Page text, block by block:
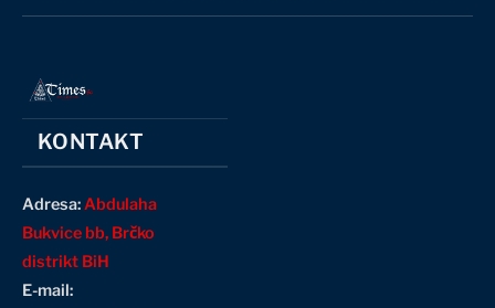
(Twitter)
KONTAKT
Adresa:Abdulaha
Bukvice bb, Brčko
distrikt BiH
E-mail: